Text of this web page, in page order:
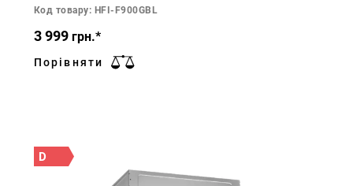
Код товару: HFI-F900GBL
3 999 грн.*
Порівняти
D